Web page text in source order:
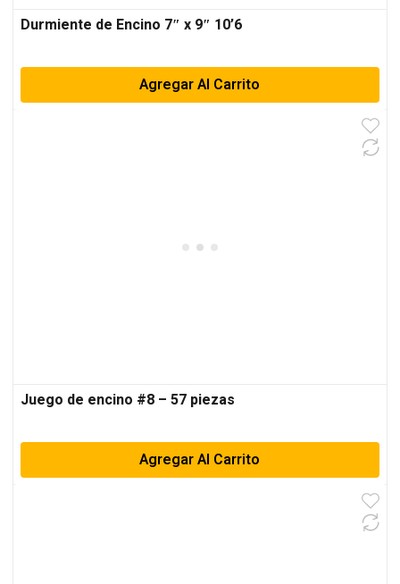
Durmiente de Encino 7″ x 9″ 10’6
Agregar Al Carrito
Juego de encino #8 – 57 piezas
Agregar Al Carrito